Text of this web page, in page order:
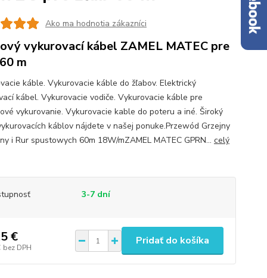
Ako ma hodnotia zákazníci
vykurovací kábel ZAMEL MATEC pre
m
káble. Vykurovacie káble do žľabov. Elektrický
kábel. Vykurovacie vodiče. Vykurovacie káble pre
vykurovanie. Vykurovacie kable do poteru a iné. Široký
káblov nájdete v našej ponuke.Przewód Grzejny
i Rur spustowych 60m 18W/mZAMEL MATEC GPRN... celý
3-7 dní
€
bez DPH
Pridať do košíka